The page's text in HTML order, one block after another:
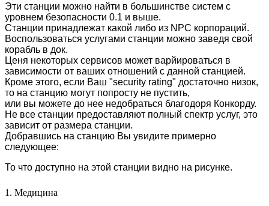
Эти станции можно найти в большинстве систем с
уровнем безопасности 0.1 и выше.
Станции принадлежат какой либо из NPC корпораций.
Воспользоваться услугами станции можно заведя свой
корабль в док.
Ценя некоторых сервисов может варйироваться в
зависимости от ваших отношений с данной станцией.
Кроме этого, если Ваш "security rating" достаточно низок,
то на станцию могут попросту не пустить,
или вы можете до нее недобраться благодоря Конкорду.
Не все станции предоставляют полный спектр услуг, это
зависит от размера станции.
Добравшись на станцию Вы увидите примерно
следующее:
То что доступно на этой станции видно на рисунке.
1. Медицина